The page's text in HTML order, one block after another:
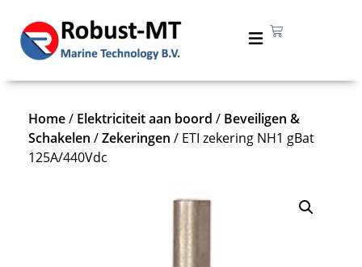
Home/ Elektriciteit aan boord / Beveiligen &
Schakelen /Zekeringen / ETI zekering NH1 gBat
125A/440Vdc